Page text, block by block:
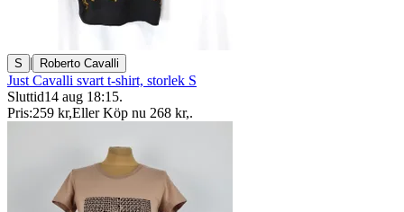
S | Roberto Cavalli
Just Cavalli svart t-shirt, storlek S
Sluttid14 aug 18:15.
Pris:259 kr,Eller Köp nu 268 kr,.